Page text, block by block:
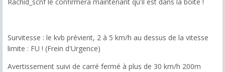
Survitesse : le kvb prévient, 2 à 5 km/h au dessus de la vitesse
limite : FU ! (Frein d'Urgence)
Avertissement suivi de carré fermé à plus de 30 km/h 200m